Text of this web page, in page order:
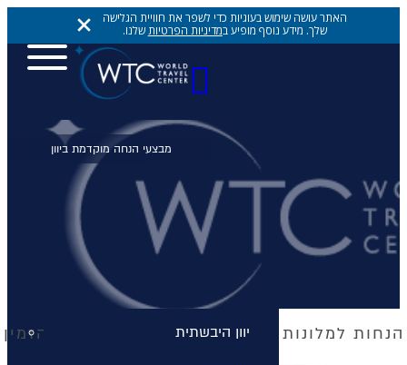
האתר עושה שימוש בעוגיות כדי לשפר את חוויית הגלישה
שלך. מידע נוסף מופיע במדיניות הפרטיותשלנו.
יעדים
יעדים
אתונה
יוון היבשתית
הנחות למלונות הכי שווים ביוון למקדימים להזמין